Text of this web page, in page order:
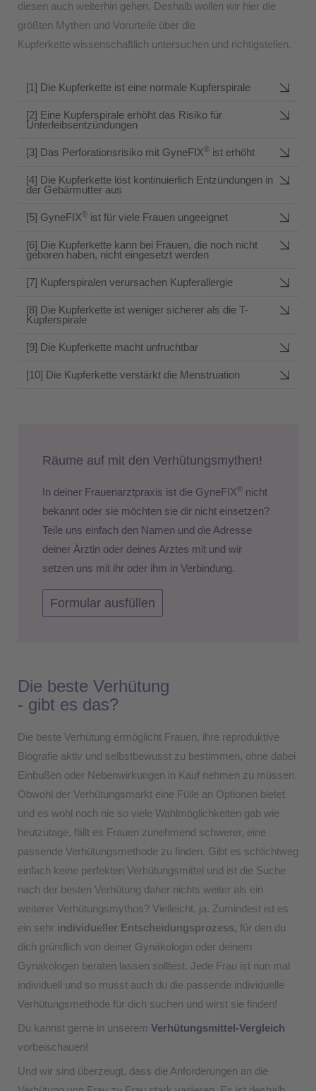
diesen auch weiterhin gehen. Deshalb wollen wir hier die
größten Mythen und Vorurteile über die
Kupferkettewissenschaftlich untersuchen und richtigstellen.
[1] Die Kupferkette ist eine normale Kupferspirale
[2] Eine Kupferspirale erhöht das Risiko für
Unterleibsentzündungen
[3] Das Perforationsrisiko mit GyneFIX® ist erhöht
[4] Die Kupferkette löst kontinuierlich Entzündungen in
der Gebärmutter aus
[5] GyneFIX® ist für viele Frauen ungeeignet
[6] Die Kupferkette kann bei Frauen, die noch nicht
geboren haben, nicht eingesetzt werden
[7] Kupferspiralen verursachen Kupferallergie
[8] Die Kupferkette ist weniger sicherer als die T-
Kupferspirale
[9] Die Kupferkette macht unfruchtbar
[10] Die Kupferkette verstärkt die Menstruation
Räume auf mit den Verhütungsmythen!
In deiner Frauenarztpraxis ist die GyneFIX® nicht
bekannt oder sie möchten sie dir nicht einsetzen?
Teile uns einfach den Namen und die Adresse
deiner Ärztin oder deines Arztes mit und wir
setzen uns mit ihr oder ihm in Verbindung.
Formular ausfüllen
Die beste Verhütung
- gibt es das?
Die beste Verhütung ermöglicht Frauen, ihre reproduktive
Biografie aktiv und selbstbewusst zu bestimmen, ohne dabei
Einbußen oder Nebenwirkungen in Kauf nehmen zu müssen.
Obwohl der Verhütungsmarkt eine Fülle an Optionen bietet
und es wohl noch nie so viele Wahlmöglichkeiten gab wie
heutzutage, fällt es Frauen zunehmend schwerer, eine
passende Verhütungsmethode zu finden. Gibt es schlichtweg
einfach keine perfekten Verhütungsmittel und ist die Suche
nach der besten Verhütung daher nichts weiter als ein
weiterer Verhütungsmythos? Vielleicht, ja. Zumindest ist es
ein sehr individueller Entscheidungsprozess, für den du
dich gründlich von deiner Gynäkologin oder deinem
Gynäkologen beraten lassen solltest. Jede Frau ist nun mal
individuell und so musst auch du die passende individuelle
Verhütungsmethode für dich suchen und wirst sie finden!
Du kannst gerne in unserem Verhütungsmittel-Vergleich
vorbeischauen!
Und wir sind überzeugt, dass die Anforderungen an die